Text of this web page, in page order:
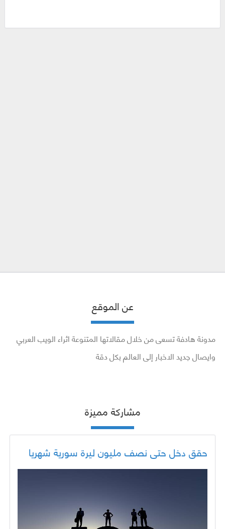
عن الموقع
مدونة هادفة تسعى من خلال مقالاتها المتنوعة اثراء الويب العربي
وايصال جديد الاخبار إلى العالم بكل دقة
مشاركة مميزة
حقق دخل حتى نصف مليون ليرة سورية شهريا